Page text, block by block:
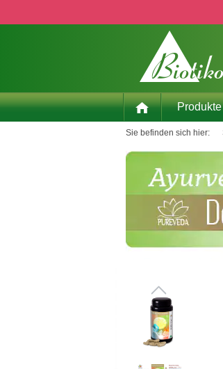
Produkte
Sie befinden sich hier: